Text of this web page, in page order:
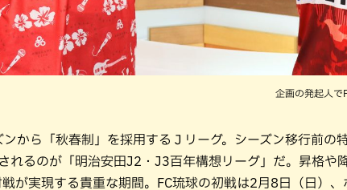
企画の発起人で
から「秋春制」を採用するＪリーグ。シーズン移行前の
れるのが「明治安田J2・J3百年構想リーグ」だ。昇格や
が実現する貴重な期間。FC琉球の初戦は2月8日（日）